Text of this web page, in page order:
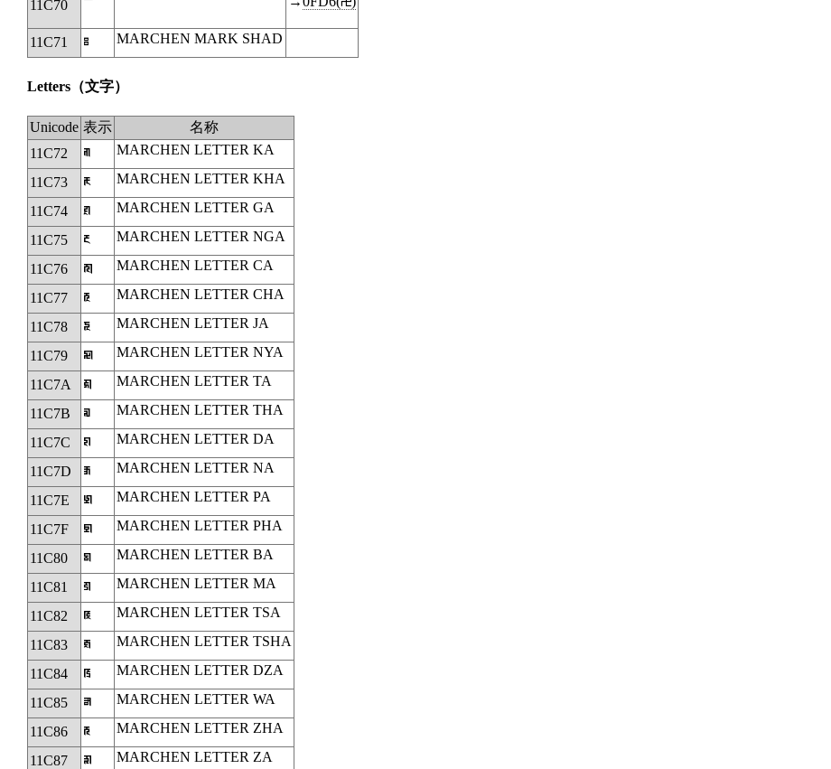
11C70
11C71 𑱱 MARCHEN MARK SHAD
Letters （文字）
Unicode 表示
名称
11C72
𑱲 MARCHEN LETTER KA
11C73 𑱳 MARCHEN LETTER KHA
11C74 𑱴 MARCHEN LETTER GA
11C75 𑱵 MARCHEN LETTER NGA
11C76 𑱶 MARCHEN LETTER CA
11C77 𑱷 MARCHEN LETTER CHA
11C78 𑱸 MARCHEN LETTER JA
11C79 𑱹 MARCHEN LETTER NYA
11C7A 𑱺 MARCHEN LETTER TA
11C7B 𑱻 MARCHEN LETTER THA
11C7C 𑱼 MARCHEN LETTER DA
11C7D 𑱽 MARCHEN LETTER NA
11C7E 𑱾 MARCHEN LETTER PA
11C7F 𑱿 MARCHEN LETTER PHA
11C80 𑲀 MARCHEN LETTER BA
11C81 𑲁 MARCHEN LETTER MA
11C82 𑲂 MARCHEN LETTER TSA
11C83 𑲃 MARCHEN LETTER TSHA
11C84 𑲄 MARCHEN LETTER DZA
11C85 𑲅 MARCHEN LETTER WA
11C86 𑲆 MARCHEN LETTER ZHA
11C87 𑲇 MARCHEN LETTER ZA